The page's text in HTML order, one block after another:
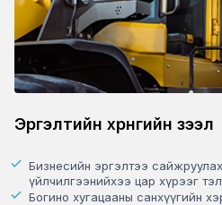
Эргэлтийн хөрөнгийн зээл
Бизнесийн эргэлтээ
үйлчилгээнийхээ цар хүрээг
Богино хугацааны санхүүгийн